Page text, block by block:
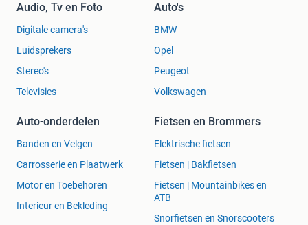
Audio, Tv en Foto
Digitale camera's
Luidsprekers
Stereo's
Televisies
Auto's
BMW
Opel
Peugeot
Volkswagen
Auto-onderdelen
Banden en Velgen
Carrosserie en Plaatwerk
Motor en Toebehoren
Interieur en Bekleding
Fietsen en Brommers
Elektrische fietsen
Fietsen | Bakfietsen
Fietsen | Mountainbikes en
ATB
Snorfietsen en Snorscooters